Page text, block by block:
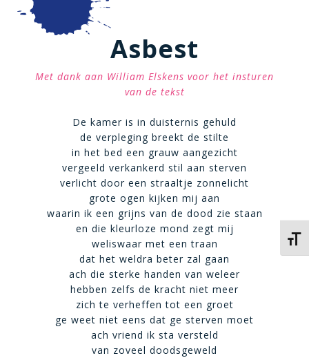
Asbest
Met dank aan William Elskens voor het insturen
van de tekst
De kamer is in duisternis gehuld
de verpleging breekt de stilte
in het bed een grauw aangezicht
vergeeld verkankerd stil aan sterven
verlicht door een straaltje zonnelicht
grote ogen kijken mij aan
waarin ik een grijns van de dood zie staan
en die kleurloze mond zegt mij
weliswaar met een traan
dat het weldra beter zal gaan
ach die sterke handen van weleer
hebben zelfs de kracht niet meer
zich te verheffen tot een groet
ge weet niet eens dat ge sterven moet
ach vriend ik sta versteld
van zoveel doodsgeweld